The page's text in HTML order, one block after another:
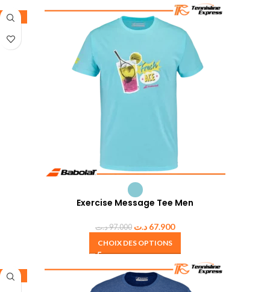
-30%
Exercise Message Tee Men
97.000د.ت 67.900 د.ت
CHOIX DES OPTIONS
-20%